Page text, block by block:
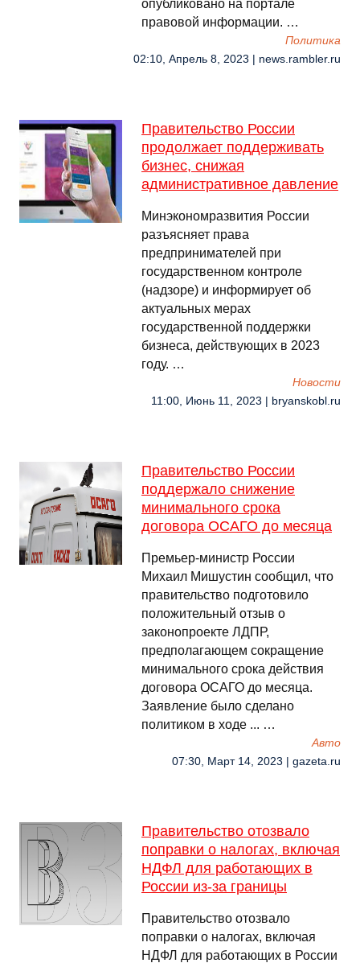
опубликовано на портале
правовой информации. …
Политика
02:10, Апрель 8, 2023 | news.rambler.ru
Правительство России
продолжает поддерживать
бизнес, снижая
административное давление
Минэкономразвития России
разъясняет права
предпринимателей при
государственном контроле
(надзоре) и информирует об
актуальных мерах
государственной поддержки
бизнеса, действующих в 2023
году. …
Новости
11:00, Июнь 11, 2023 | bryanskobl.ru
Правительство России
поддержало снижение
минимального срока
договора ОСАГО до месяца
Премьер-министр России
Михаил Мишустин сообщил, что
правительство подготовило
положительный отзыв о
законопроекте ЛДПР,
предполагающем сокращение
минимального срока действия
договора ОСАГО до месяца.
Заявление было сделано
политиком в ходе ... …
Авто
07:30, Март 14, 2023 | gazeta.ru
Правительство отозвало
поправки о налогах, включая
НДФЛ для работающих в
России из-за границы
Правительство отозвало
поправки о налогах, включая
НДФЛ для работающих в России